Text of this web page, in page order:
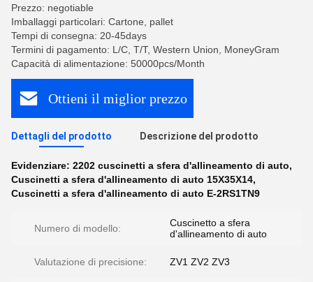
Prezzo: negotiable
Imballaggi particolari: Cartone, pallet
Tempi di consegna: 20-45days
Termini di pagamento: L/C, T/T, Western Union, MoneyGram
Capacità di alimentazione: 50000pcs/Month
Ottieni il miglior prezzo
Dettagli del prodotto Descrizione del prodotto
Evidenziare: 2202 cuscinetti a sfera d'allineamento di auto,
Cuscinetti a sfera d'allineamento di auto 15X35X14,
Cuscinetti a sfera d'allineamento di auto E-2RS1TN9
Numero di modello:
Cuscinetto a sfera
d'allineamento di auto
Valutazione di precisione: ZV1 ZV2 ZV3